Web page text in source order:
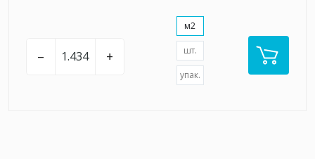
– +
м2
шт.
упак.